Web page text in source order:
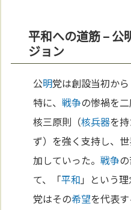
平和への道筋 – 公
ジョン
公明党は創設当初か
特に、戦争の惨禍を
核三原則（核兵器を
ず）を強く支持し、
加していった。戦争
て、「平和 」という
党はその希望を代表